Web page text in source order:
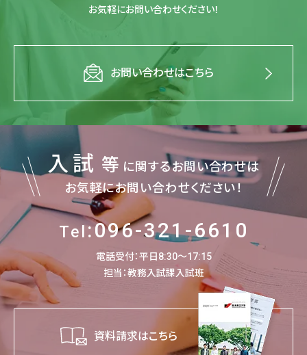
お気軽にお問い合わせください！
お問い合わせはこちら
入試 等 に関するお問い合わせは
お気軽にお問い合わせください！
Tel:096-321-6610
電話受付：平日8:30～17:15
担当：教務入試課入試班
資料請求はこちら